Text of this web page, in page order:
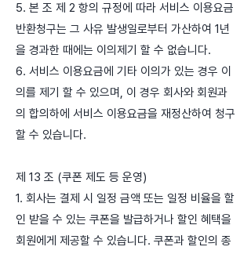
5. 본 조 제 2 항의 규정에 따라 서비스 이용요금
반환청구는 그 사유 발생일로부터 가산하여 1년
을 경과한 때에는 이의제기 할 수 없습니다.
6. 서비스 이용요금에 기타 이의가 있는 경우 이
의를 제기 할 수 있으며, 이 경우 회사와 회원과
의 합의하에 서비스 이용요금을 재정산하여 청구
할 수 있습니다.
제 13 조 (쿠폰 제도 등 운영)
1. 회사는 결제 시 일정 금액 또는 일정 비율을 할
인 받을 수 있는 쿠폰을 발급하거나 할인 혜택을
회원에게 제공할 수 있습니다. 쿠폰과 할인의 종